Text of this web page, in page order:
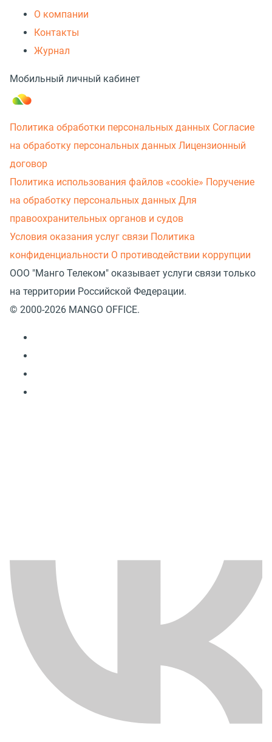
О компании
Контакты
Журнал
Мобильный личный кабинет
Политика обработки персональных данных Согласие
на обработку персональных данных Лицензионный
договор
Политика использования файлов «cookie» Поручение
на обработку персональных данных Для
правоохранительных органов и судов
Условия оказания услуг связи Политика
конфиденциальности О противодействии коррупции
ООО "Манго Телеком" оказывает услуги связи только
на территории Российской Федерации.
© 2000-2026 MANGO OFFICE.